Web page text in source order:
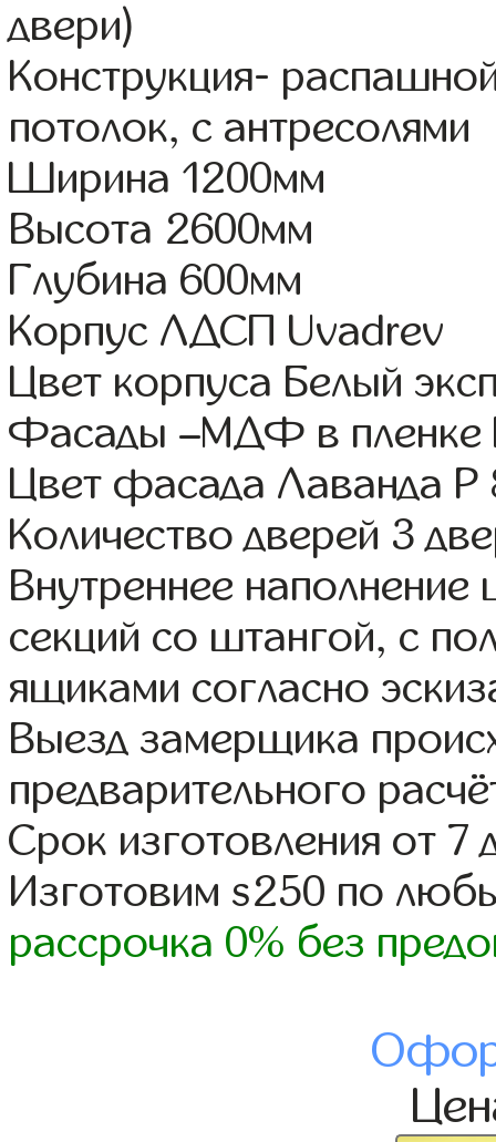
двери)
Конструкция-
потолок, с антресолями
Ширина 1200мм
Высота 2600мм
Глубина 600мм
Корпус ЛДСП Uvadrev
Цвет корпуса Белый
Фасады –МДФ в пленке
Цвет фасада Лаванда Р
Количество дверей 3
Внутреннее
секций со штангой, с
ящиками согласно
Выезд замерщика
предварительного
Срок изготовления от 7
Изготовим s250 по
рассрочка 0% без